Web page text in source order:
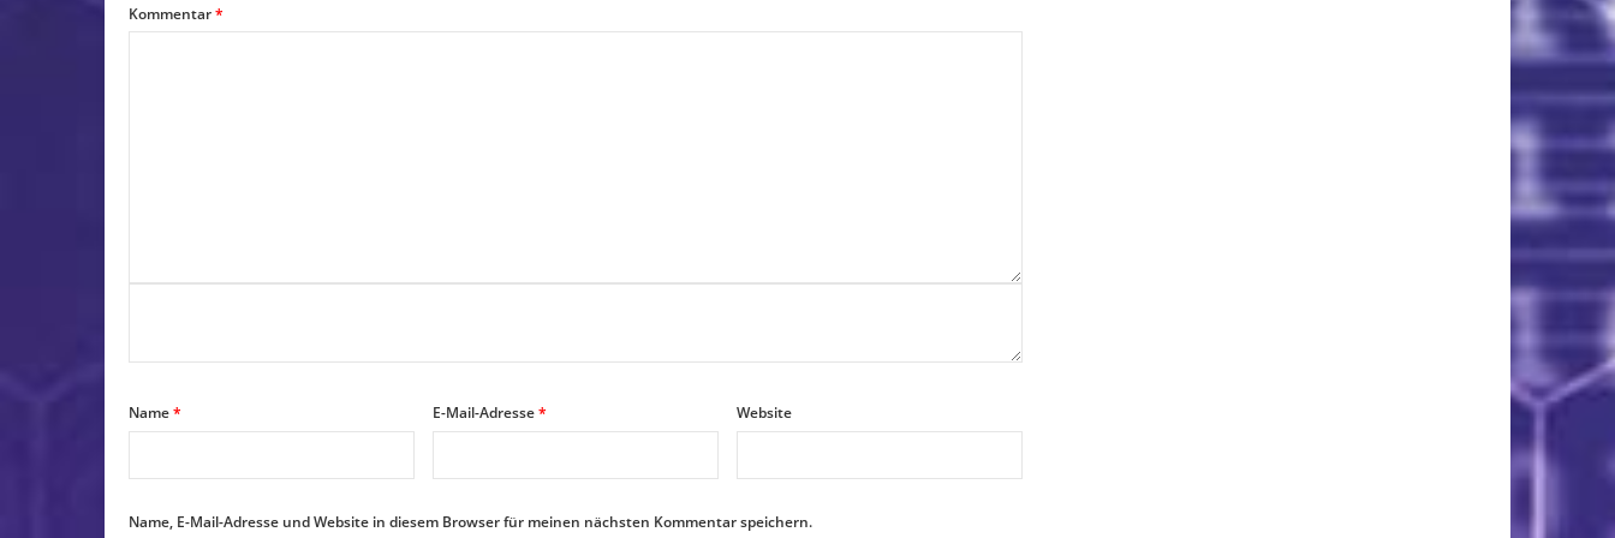
Kommentar*
Name* E-Mail-Adresse* Website
Name, E-Mail-Adresse und Website in diesem Browser für meinen nächsten Kommentar speichern.